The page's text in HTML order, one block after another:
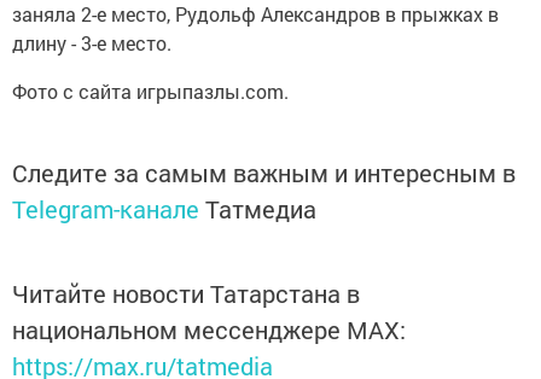
заняла 2-е место, Рудольф Александров в прыжках в
длину - 3-е место.
Фото с сайта игрыпазлы.com.
Следите за самым важным и интересным в
Telegram-канале Татмедиа
Читайте новости Татарстана в
национальном мессенджере MАХ:
https://max.ru/tatmedia